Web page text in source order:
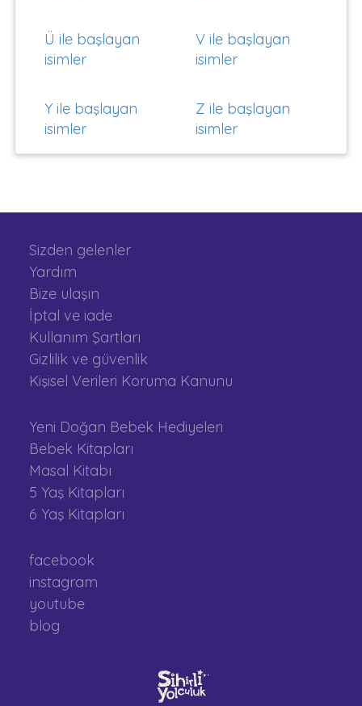
Ü ile başlayan
isimler
V ile başlayan
isimler
Y ile başlayan
isimler
Z ile başlayan
isimler
Sizden gelenler
Yardım
Bize ulaşın
İptal ve iade
Kullanım Şartları
Gizlilik ve güvenlik
Kişisel Verileri Koruma Kanunu
Yeni Doğan Bebek Hediyeleri
Bebek Kitapları
Masal Kitabı
5 Yaş Kitapları
6 Yaş Kitapları
facebook
instagram
youtube
blog